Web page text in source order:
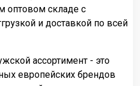
оптовом складе с
и доставкой по всей
ассортимент - это
европейских брендов